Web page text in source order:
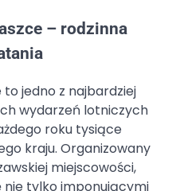
– rodzinna
to jedno z najbardziej
wydarzeń lotniczych
roku tysiące
kraju. Organizowany
miejscowości,
nie tylko imponującymi